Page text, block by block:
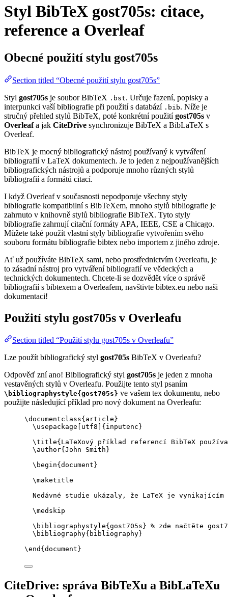
Styl BibTeX gost705s: citace,
reference a Overleaf
Obecné použití stylu gost705s
Section titled “Obecné použití stylu gost705s”
Styl gost705s je soubor BibTeX .bst. Určuje řazení, popisky a
interpunkci vaší bibliografie při použití s databází .bib. Níže je
stručný přehled stylů BibTeX, poté konkrétní použitígost705s v
Overleafa jak CiteDrive synchronizuje BibTeX a BibLaTeX s
Overleaf.
BibTeX je mocný bibliografický nástroj používaný k vytváření
bibliografií v LaTeX dokumentech. Je to jeden z nejpoužívanějších
bibliografických nástrojů a podporuje mnoho různých stylů
bibliografií a formátů citací.
I když Overleaf v současnosti nepodporuje všechny styly
bibliografie kompatibilní s BibTeXem, mnoho stylů bibliografie je
zahrnuto v knihovně stylů bibliografie BibTeX. Tyto styly
bibliografie zahrnují citační formáty APA, IEEE, CSE a Chicago.
Můžete také použít vlastní styly bibliografie vytvořením svého
souboru formátu bibliografie bibtex nebo importem z jiného zdroje.
Ať už používáte BibTeX sami, nebo prostřednictvím Overleafu, je
to zásadní nástroj pro vytváření bibliografií ve vědeckých a
technických dokumentech. Chcete-li se dozvědět více o správě
bibliografií s bibtexem a Overleafem, navštivte bibtex.eu nebo naši
dokumentaci!
Použití stylu gost705s v Overleafu
Section titled “Použití stylu gost705s v Overleafu”
Lze použít bibliografický styl gost705s BibTeX v Overleafu?
Odpověď zní ano! Bibliografický styl gost705s je jeden z mnoha
vestavěných stylů v Overleafu. Použijte tento styl psaním
\bibliographystyle{gost705s} ve vašem tex dokumentu, nebo
použijte následující příklad pro nový dokument na Overleafu:
\documentclass{ article }
\usepackage
utf8 ]{ inputenc }
\title{LaTeXový příklad referencí BibTeX
\author{John Smith}
\begin{ document }
\maketitle
Nedávné studie ukázaly, že LaTeX je vynikajícím
\medskip
\bibliographystyle{gost705s} % zde načtěte
\bibliography{bibliography}
\end { document }
CiteDrive: správa BibTeXu a BibLaTeXu